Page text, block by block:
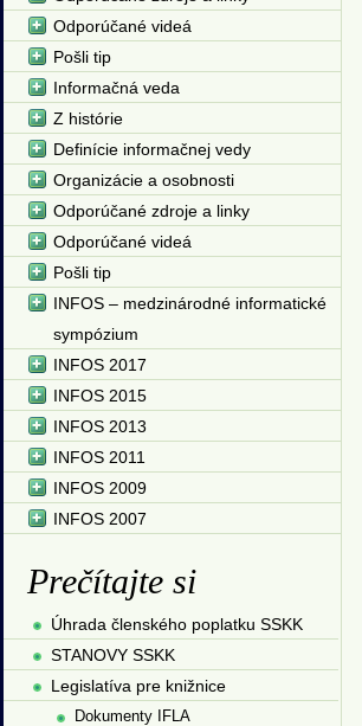
Odporúčané videá
Pošli tip
Informačná veda
Z histórie
Definície informačnej vedy
Organizácie a osobnosti
Odporúčané zdroje a linky
Odporúčané videá
Pošli tip
INFOS – medzinárodné informatické
sympózium
INFOS 2017
INFOS 2015
INFOS 2013
INFOS 2011
INFOS 2009
INFOS 2007
Prečítajte si
Úhrada členského poplatku SSKK
STANOVY SSKK
Legislatíva pre knižnice
Dokumenty IFLA